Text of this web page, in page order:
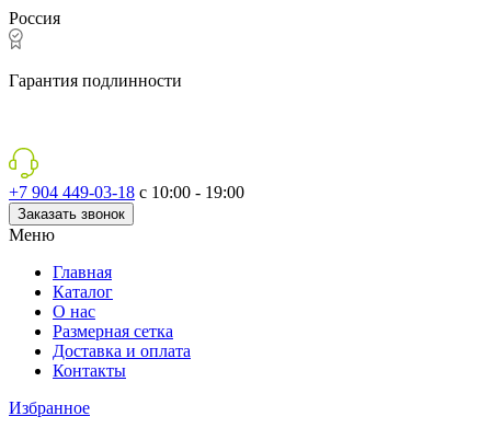
Россия
Гарантия подлинности
+7 904 449-03-18 с 10:00 - 19:00
Заказать звонок
Меню
Главная
Каталог
О нас
Размерная сетка
Доставка и оплата
Контакты
Избранное